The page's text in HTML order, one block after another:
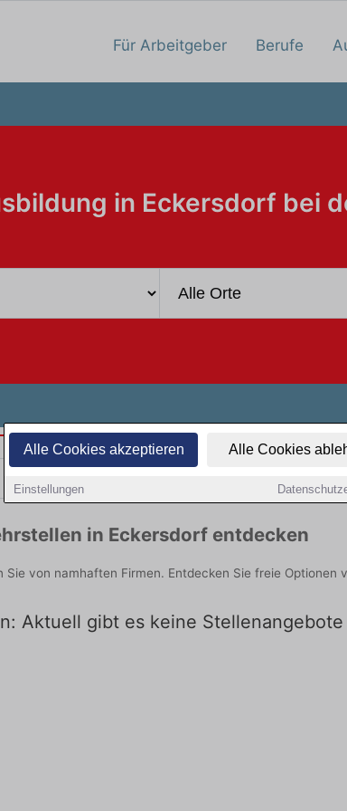
Alle Cookies akzeptieren Alle Cookies
Einstellungen
Für Arbeitgeber Berufe
in Eckersdorf bei
in Eckersdorf entdecken
von namhaften Firmen. Entdecken Sie freie
Aktuell gibt es keine